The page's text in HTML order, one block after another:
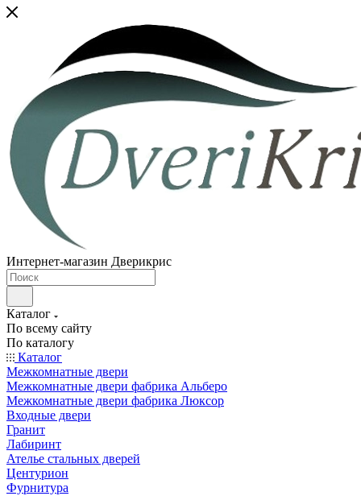
Интернет-магазин Дверикрис
Каталог
По всему сайту
По каталогу
Каталог
Межкомнатные двери
Межкомнатные двери фабрика Альберо
Межкомнатные двери фабрика Люксор
Входные двери
Гранит
Лабиринт
Ателье стальных дверей
Центурион
Фурнитура